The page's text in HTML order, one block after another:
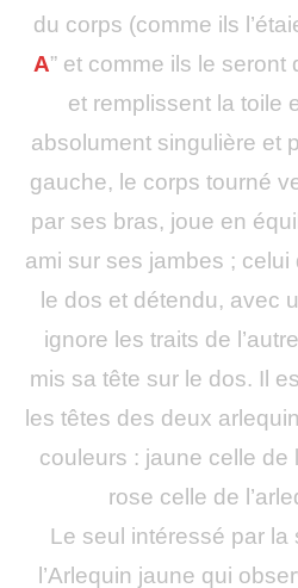
du corps (comme ils
A” et comme ils le seront
et remplissent la toile
absolument singulière et
gauche, le corps tourné
par ses bras, joue en
ami sur ses jambes ;
le dos et détendu, avec
ignore les traits de
mis sa tête sur le dos. Il
les têtes des deux
couleurs : jaune celle de
rose celle de
Le seul intéressé par la
l’Arlequin jaune qui